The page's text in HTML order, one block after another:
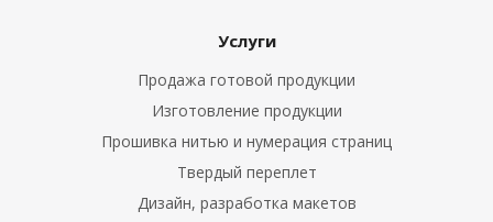
Услуги
Продажа готовой продукции
Изготовление продукции
Прошивка нитью и нумерация страниц
Твердый переплет
Дизайн, разработка макетов